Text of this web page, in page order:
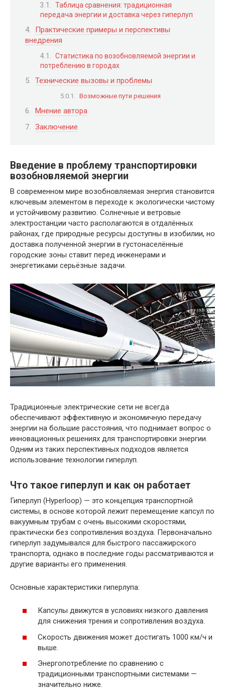
Таблица сравнения: традиционная
передача энергии и доставка через гиперлуп
Практические примеры и перспективы
внедрения
Статистика по возобновляемой энергии и
потреблению в городах
Технические вызовы и проблемы
Возможные пути решения
Мнение автора
Заключение
Введение в проблему транспортировки
возобновляемой энергии
В современном мире возобновляемая энергия становится
ключевым элементом в переходе к экологически чистому
и устойчивому развитию. Солнечные и ветровые
электростанции часто располагаются в отдалённых
районах, где природные ресурсы доступны в изобилии, но
доставка полученной энергии в густонаселённые
городские зоны ставит перед инженерами и
энергетиками серьёзные задачи.
Традиционные электрические сети не всегда
обеспечивают эффективную и экономичную передачу
энергии на большие расстояния, что поднимает вопрос о
инновационных решениях для транспортировки энергии.
Одним из таких перспективных подходов является
использование технологии гиперлуп.
Что такое гиперлуп и как он работает
Гиперлуп (Hyperloop) — это концепция транспортной
системы, в основе которой лежит перемещение капсул по
вакуумным трубам с очень высокими скоростями,
практически без сопротивления воздуха. Первоначально
гиперлуп задумывался для быстрого пассажирского
транспорта, однако в последние годы рассматриваются и
другие варианты его применения.
Основные характеристики гиперлупа:
Капсулы движутся в условиях низкого давления
для снижения трения и сопротивления воздуха.
Скорость движения может достигать 1000 км/ч и
выше.
Энергопотребление по сравнению с
традиционными транспортными системами —
значительно ниже.